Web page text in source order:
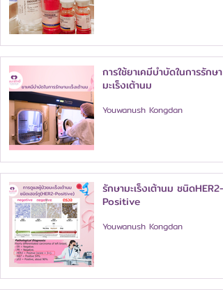
การใช้ยาเคมีบำบัดในการรักษา
มะเร็งเต้านม
Youwanush Kongdan
รักษามะเร็งเต้านม ชนิดHER2-
Positive
Youwanush Kongdan